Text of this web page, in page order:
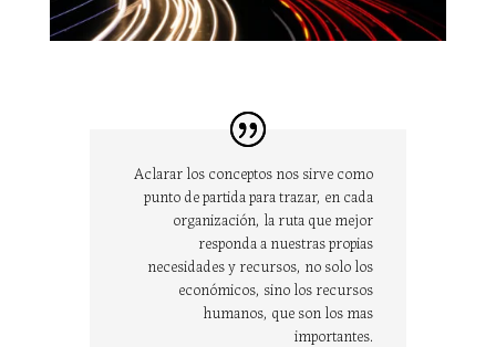
Aclarar los conceptos nos sirve como
punto de partida para trazar, en cada
organización, la ruta que mejor
responda a nuestras propias
necesidades y recursos, no solo los
económicos, sino los recursos
humanos, que son los mas
importantes.